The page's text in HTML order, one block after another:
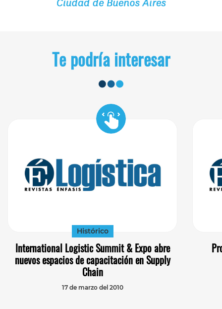
Te podría interesar
Histórico
International Logistic Summit & Expo abre
nuevos espacios de capacitación en Supply
Chain
17 de marzo del 2010